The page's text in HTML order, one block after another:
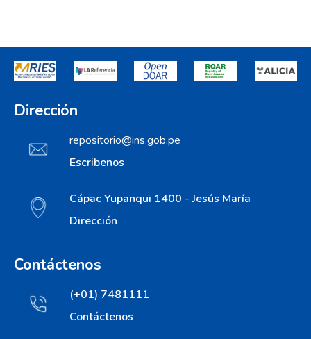
Dirección
repositorio@ins.gob.pe
Escribenos
Cápac Yupanqui 1400 - Jesús María
Dirección
Contáctenos
(+01) 7481111
Contáctenos